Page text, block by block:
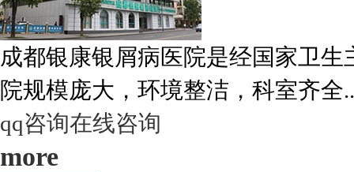
成都银康银屑病医院是经国家卫
院规模庞大，环境整洁，科室齐全
qq咨询在线咨询
more